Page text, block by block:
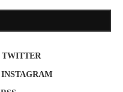
TWITTER
INSTAGRAM